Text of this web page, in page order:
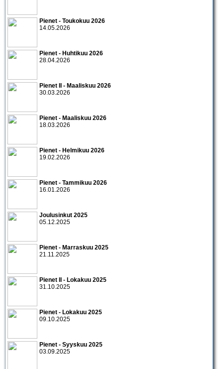
Pienet - Toukokuu 2026
14.05.2026
Pienet - Huhtikuu 2026
28.04.2026
Pienet II - Maaliskuu 2026
30.03.2026
Pienet - Maaliskuu 2026
18.03.2026
Pienet - Helmikuu 2026
19.02.2026
Pienet - Tammikuu 2026
16.01.2026
Joulusinkut 2025
05.12.2025
Pienet - Marraskuu 2025
21.11.2025
Pienet II - Lokakuu 2025
31.10.2025
Pienet - Lokakuu 2025
09.10.2025
Pienet - Syyskuu 2025
03.09.2025